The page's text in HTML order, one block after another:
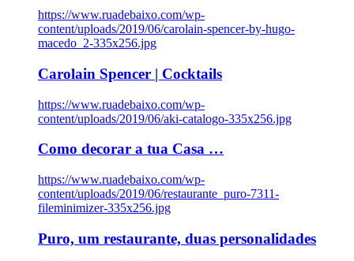
https://www.ruadebaixo.com/wp-
content/uploads/2019/06/carolain-spencer-by-hugo-
macedo_2-335x256.jpg
Carolain Spencer | Cocktails
https://www.ruadebaixo.com/wp-
content/uploads/2019/06/aki-catalogo-335x256.jpg
Como decorar a tua Casa …
https://www.ruadebaixo.com/wp-
content/uploads/2019/06/restaurante_puro-7311-
fileminimizer-335x256.jpg
Puro, um restaurante, duas personalidades